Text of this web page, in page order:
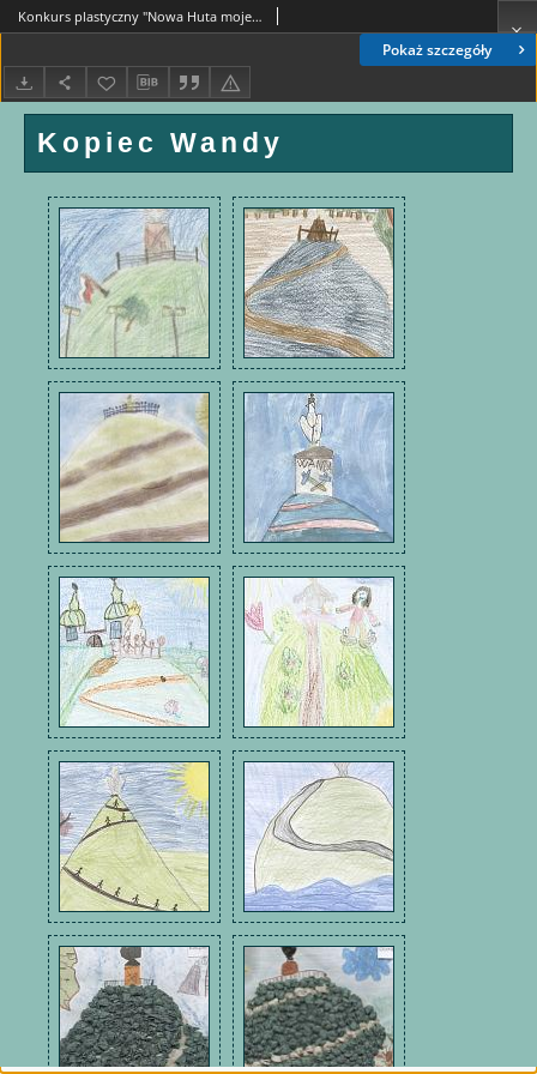
Pokaż szczegóły
Konkurs plastyczny "Nowa Huta moje miejsce na ziemi" : Kopiec Wandy w oczach małych nowohucian